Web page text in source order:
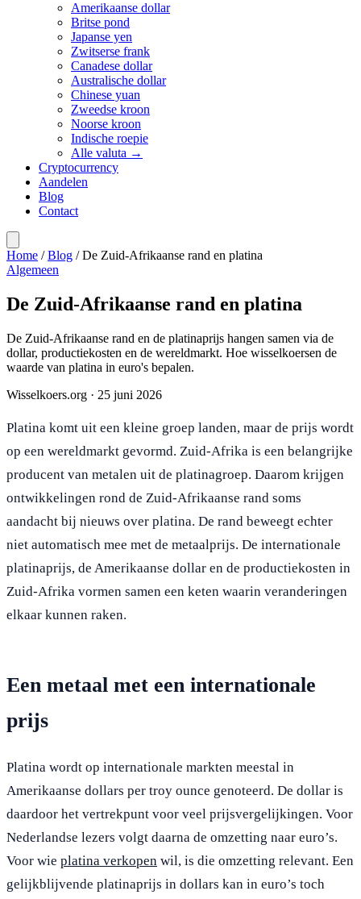
Amerikaanse dollar
Britse pond
Japanse yen
Zwitserse frank
Canadese dollar
Australische dollar
Chinese yuan
Zweedse kroon
Noorse kroon
Indische roepie
Alle valuta →
Cryptocurrency
Aandelen
Blog
Contact
Home / Blog / De Zuid-Afrikaanse rand en platina
Algemeen
De Zuid-Afrikaanse rand en platina
De Zuid-Afrikaanse rand en de platinaprijs hangen samen via de
dollar, productiekosten en de wereldmarkt. Hoe wisselkoersen de
waarde van platina in euro's bepalen.
Wisselkoers.org · 25 juni 2026
Platina komt uit een kleine groep landen, maar de prijs wordt
op een wereldmarkt gevormd. Zuid-Afrika is een belangrijke
producent van metalen uit de platinagroep. Daarom krijgen
ontwikkelingen rond de Zuid-Afrikaanse rand soms
aandacht bij nieuws over platina. De rand beweegt echter
niet automatisch mee met de metaalprijs. De internationale
platinaprijs, de Amerikaanse dollar en de productiekosten in
Zuid-Afrika vormen samen een keten waarin veranderingen
elkaar kunnen raken.
Een metaal met een internationale
prijs
Platina wordt op internationale markten meestal in
Amerikaanse dollars per troy ounce genoteerd. De dollar is
daardoor het vertrekpunt voor veel prijsvergelijkingen. Voor
Nederlandse lezers volgt daarna de omzetting naar euro’s.
Voor wie platina verkopen wil, is die omzetting relevant. Een
gelijkblijvende platinaprijs in dollars kan in euro’s toch